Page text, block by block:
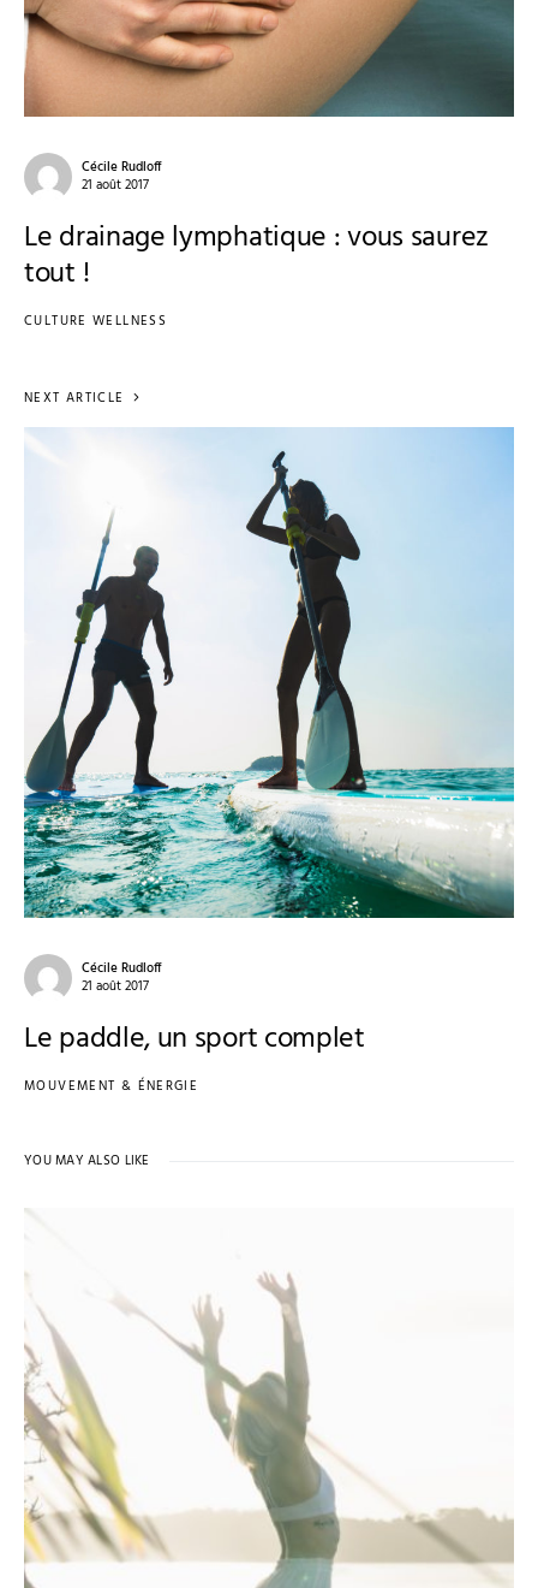
Cécile Rudloff
21 août 2017
Le drainage lymphatique : vous saurez
tout !
CULTURE WELLNESS
NEXT ARTICLE
Cécile Rudloff
21 août 2017
Le paddle, un sport complet
MOUVEMENT & ÉNERGIE
YOU MAY ALSO LIKE